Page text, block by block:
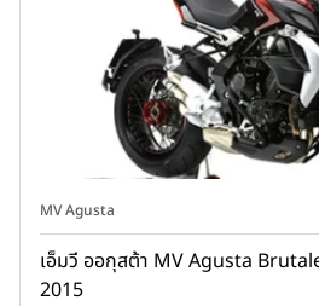
MV Agusta
เอ็มวี ออกุสต้า MV Agusta
2015